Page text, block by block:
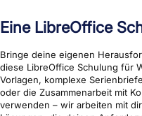
Eine LibreOffice
Bringe deine eigenen
diese LibreOffice Schulung für
Vorlagen, komplexe
oder die Zusammenarbeit mit
verwenden – wir arbeiten mit